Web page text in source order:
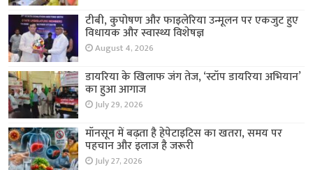
टीबी, कुपोषण और फाइलेरिया उन्मूलन पर एकजुट हुए
विधायक और स्वास्थ्य विशेषज्ञ
August 4, 2026
डायरिया के खिलाफ जंग तेज, ‘स्टॉप डायरिया अभियान’
का हुआ आगाज
July 29, 2026
मॉनसून में बढ़ता है हेपेटाइटिस का खतरा, समय पर
पहचान और इलाज है जरूरी
July 27, 2026